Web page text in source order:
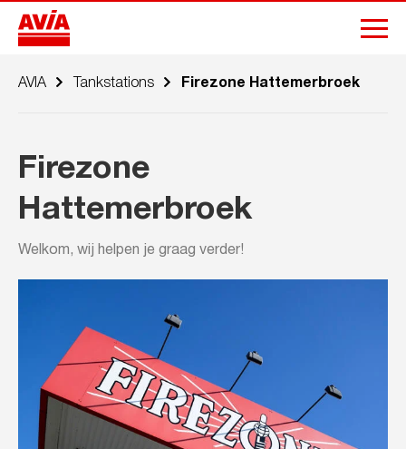
AVIA Tankstations Firezone Hattemerbroek
Firezone
Hattemerbroek
Welkom, wij helpen je graag verder!